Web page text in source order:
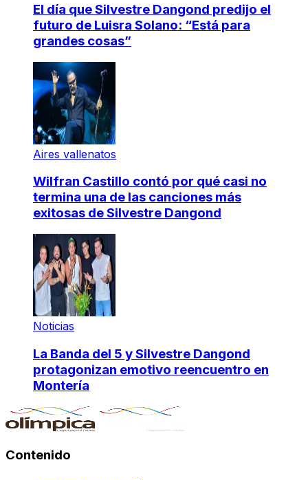
El día que Silvestre Dangond predijo el
futuro de Luisra Solano: “Está para
grandes cosas”
Aires vallenatos
Wilfran Castillo contó por qué casi no
termina una de las canciones más
exitosas de Silvestre Dangond
Noticias
La Banda del 5 y Silvestre Dangond
protagonizan emotivo reencuentro en
Montería
Contenido